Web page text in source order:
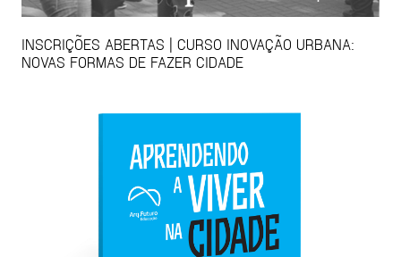
INSCRIÇÕES ABERTAS | CURSO INOVAÇÃO URBANA:
NOVAS FORMAS DE FAZER CIDADE